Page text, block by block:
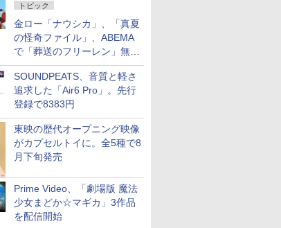
トピック
金ロー「ナウシカ」、「真夏
の怪奇ファイル」、ABEMA
で「葬送のフリーレン」無料
配信など。夏の特番・配信情
報
SOUNDPEATS、音質と軽さ
追求した「Air6 Pro」。先行
登録で8383円
東映の歴代オープニング映像
がカプセルトイに。全5種で8
月下旬発売
Prime Video、「劇場版 魔法
少女まどか☆マギカ」3作品
を配信開始